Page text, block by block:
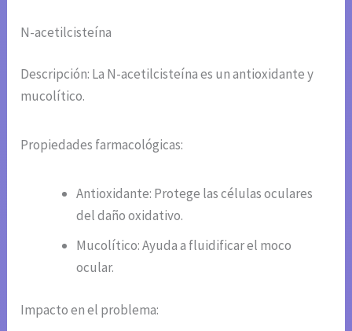
N-acetilcisteína
Descripción: La N-acetilcisteína es un antioxidante y
mucolítico.
Propiedades farmacológicas:
Antioxidante: Protege las células oculares
del daño oxidativo.
Mucolítico: Ayuda a fluidificar el moco
ocular.
Impacto en el problema: